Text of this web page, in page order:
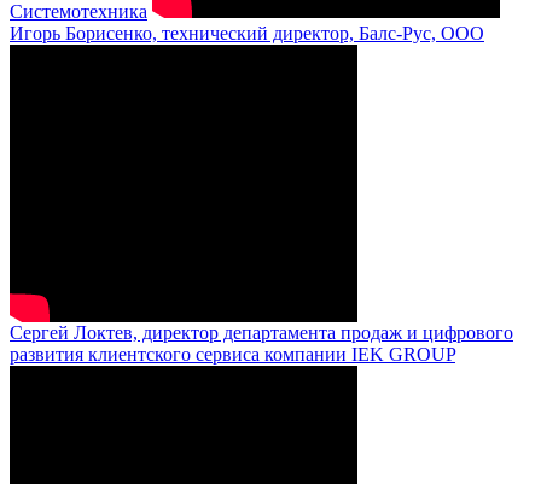
Системотехника
Игорь Борисенко, технический директор, Балс-Рус, ООО
Сергей Локтев, директор департамента продаж и цифрового
развития клиентского сервиса компании IEK GROUP